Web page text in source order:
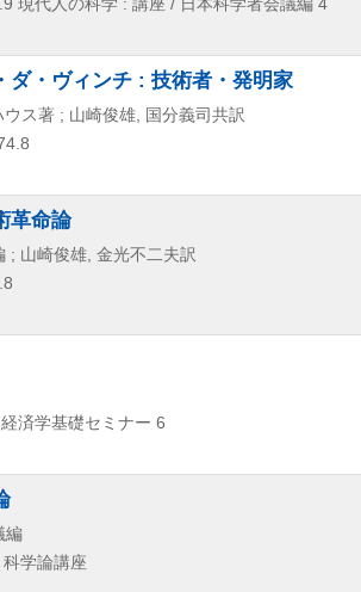
ダ・ヴィンチ : 技術者・発明家
ウス著 ; 山崎俊雄, 国分義司共訳
革命論
; 山崎俊雄, 金光不二夫訳
経済学基礎セミナー 6
編
科学論講座